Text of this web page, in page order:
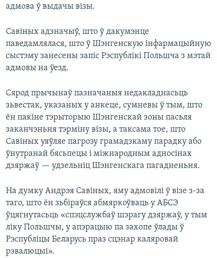
адмова ў выдачы візы.
Савіных адзначыў, што ў дакумэнце
паведамлялася, што ў Шэнгенскую інфармацыйную
сыстэму занесены запіс Рэспублікі Польшча з мэтай
адмовы на ўезд.
Сярод прычынаў пазначаныя недакладнасьць
зьвестак, указаных у анкеце, сумневы ў тым, што
ён пакіне тэрыторыю Шэнгенскай зоны пасьля
заканчэньня тэрміну візы, а таксама тое, што
Савіных уяўляе пагрозу грамадзкаму парадку або
ўнутранай бясьпецы і міжнародным адносінах
дзяржаў — удзельніц Шэнгенскага пагадненьня.
На думку Андрэя Савіных, яму адмовілі ў візе з-за
таго, што ён зьбіраўся абмяркоўваць у АБСЭ
ўцягнутасьць «спэцслужбаў шэрагу дзяржаў, у тым
ліку Польшчы, у апэрацыю па захопе ўлады ў
Рэспубліцы Беларусь праз сцэнар каляровай
рэвалюцыі».